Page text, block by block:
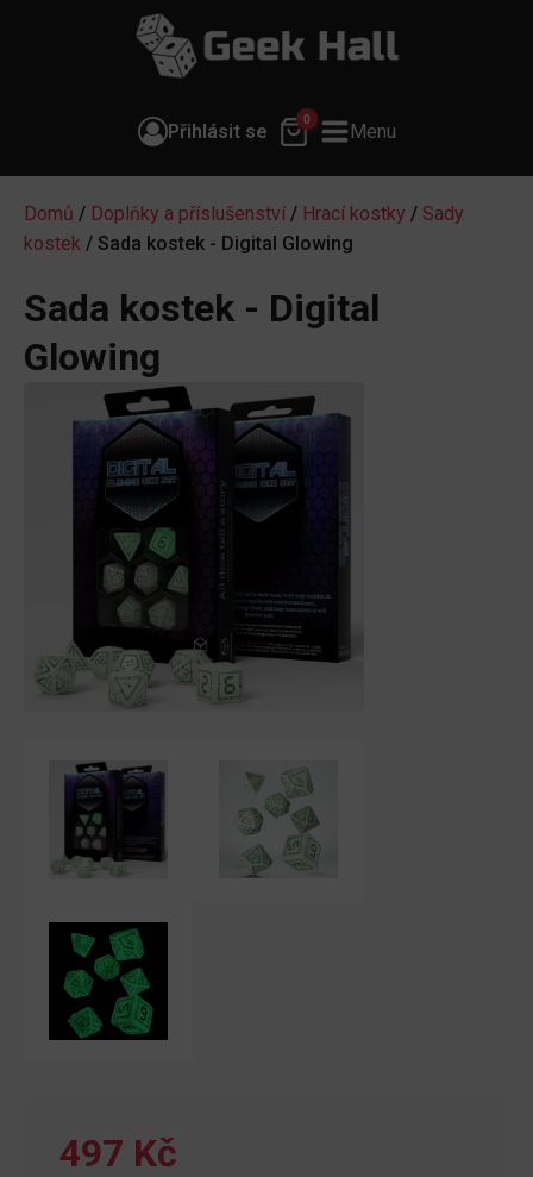
Přihlásit se
0
Menu
Domů / Doplňky a příslušenství / Hrací kostky / Sady
kostek / Sada kostek - Digital Glowing
Sada kostek - Digital
Glowing
497 Kč